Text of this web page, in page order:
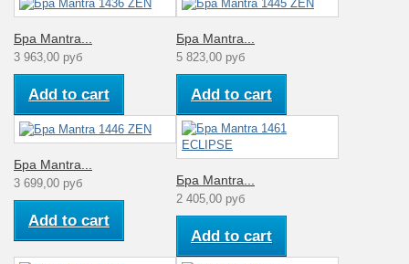
Бра Mantra...
3 963,00 руб
Add to cart
Бра Mantra...
5 823,00 руб
Add to cart
Бра Mantra...
3 699,00 руб
Add to cart
Бра Mantra...
2 405,00 руб
Add to cart